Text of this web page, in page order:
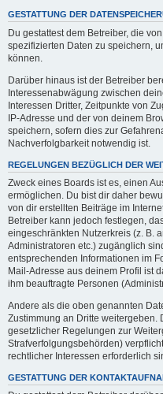
GESTATTUNG DER
Du gestattest dem Betreiber, die
spezifizierten Daten zu speichern,
können.
Darüber hinaus ist der Betreiber
Interessenabwägung zwischen
Interessen Dritter, Zeitpunkte von
IP-Adresse und der von deinem
speichern, sofern dies zur
Nachverfolgbarkeit notwendig ist.
REGELUNGEN BEZÜGLICH DER
Zweck eines Boards ist es, einen
ermöglichen. Du bist dir daher
von dir erstellten Beiträge im
Betreiber kann jedoch festlegen,
eingeschränkten Nutzerkreis (z. B.
Administratoren etc.) zugänglich
entsprechenden Informationen im
Mail-Adresse aus deinem Profil ist
ihm beauftragte Personen
Andere als die oben genannten
Zustimmung an Dritte weitergeben.
gesetzlicher Regelungen zur
Strafverfolgungsbehörden)
rechtlicher Interessen erforderlich
GESTATTUNG DER